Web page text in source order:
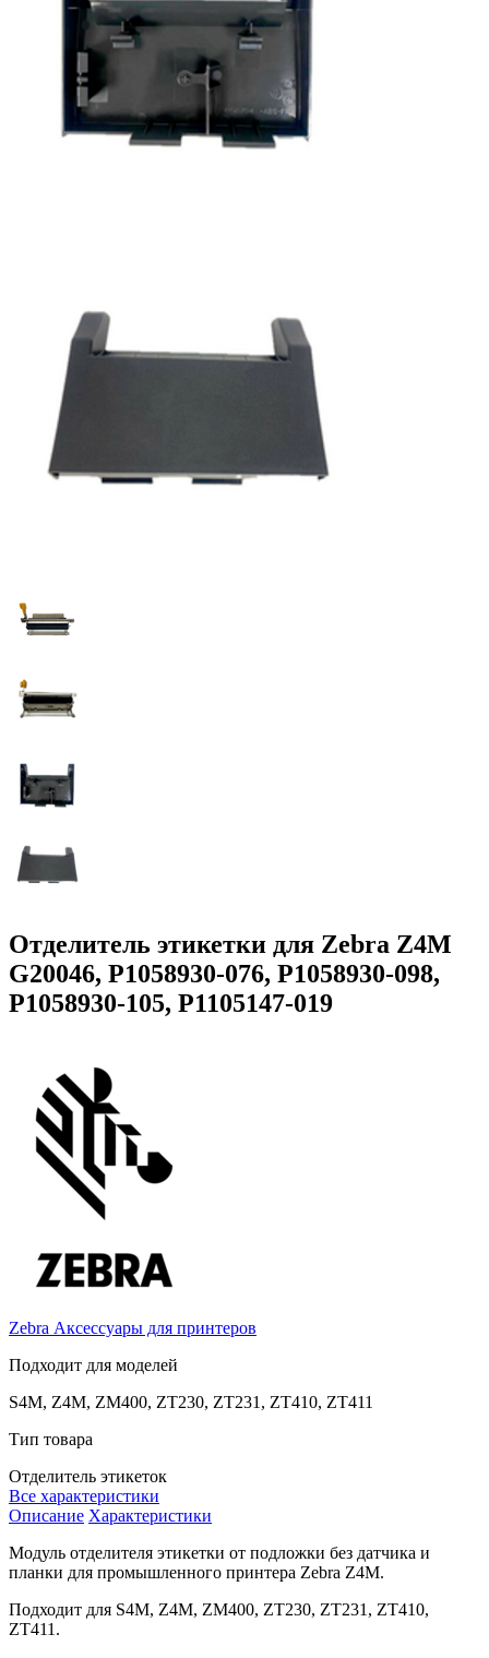
Отделитель этикетки для Zebra Z4M
G20046, P1058930-076, P1058930-098,
P1058930-105, P1105147-019
Zebra Аксессуары для принтеров
Подходит для моделей
S4M, Z4M, ZM400, ZT230, ZT231, ZT410, ZT411
Тип товара
Отделитель этикеток
Все характеристики
Описание Характеристики
Модуль отделителя этикетки от подложки без датчика и
планки для промышленного принтера Zebra Z4M.
Подходит для S4M, Z4M, ZM400, ZT230, ZT231, ZT410,
ZT411.